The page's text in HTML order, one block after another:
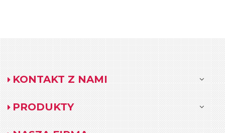
KONTAKT Z NAMI
PRODUKTY